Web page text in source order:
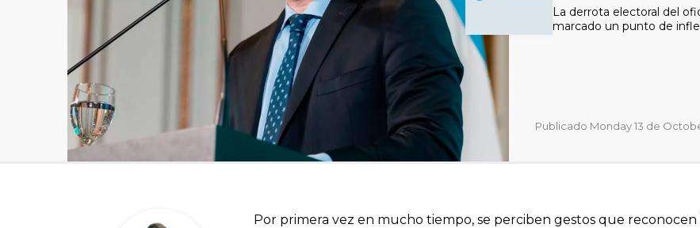
La derrota electoral del
marcado un punto de
Publicado Monday 13 de
Por primera vez en mucho tiempo, se perciben gestos que